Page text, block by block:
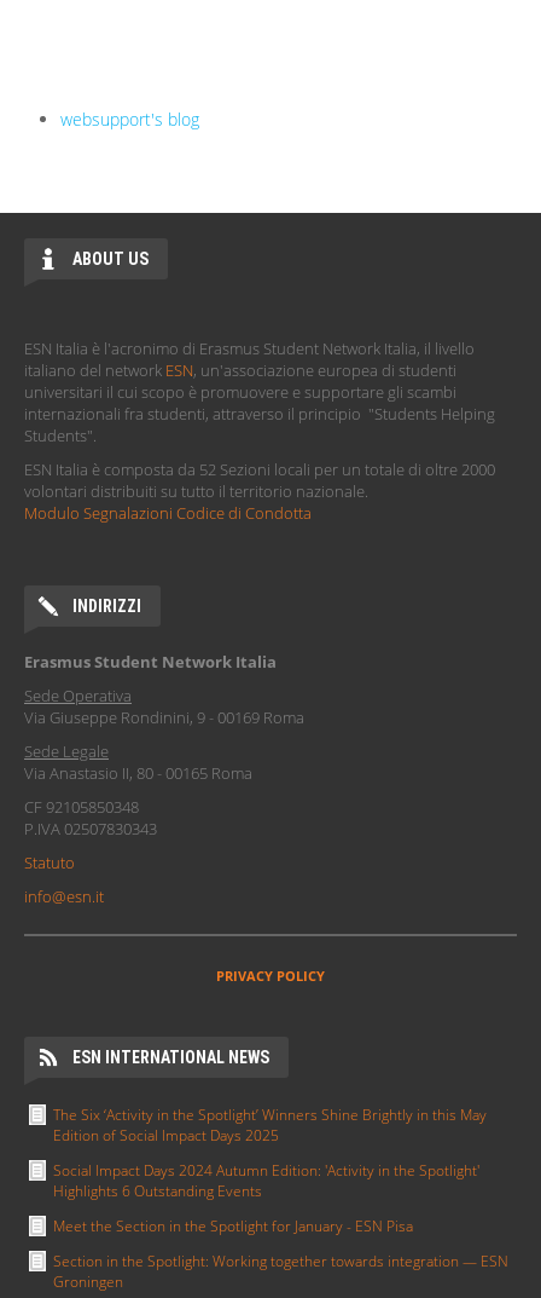
websupport's blog
ABOUT US
ESN Italia è l'acronimo di Erasmus Student Network Italia, il livello
italiano del network ESN, un'associazione europea di studenti
universitari il cui scopo è promuovere e supportare gli scambi
internazionali fra studenti, attraverso il principio "Students Helping
Students".
ESN Italia è composta da 52 Sezioni locali per un totale di oltre 2000
volontari distribuiti su tutto il territorio nazionale.
Modulo Segnalazioni Codice di Condotta
INDIRIZZI
Erasmus Student Network Italia
Sede Operativa
Via Giuseppe Rondinini, 9 - 00169 Roma
Sede Legale
Via Anastasio II, 80 - 00165 Roma
CF 92105850348
P.IVA 02507830343
Statuto
info@esn.it
PRIVACY POLICY
ESN INTERNATIONAL NEWS
The Six ‘Activity in the Spotlight’ Winners Shine Brightly in this May
Edition of Social Impact Days 2025
Social Impact Days 2024 Autumn Edition: 'Activity in the Spotlight'
Highlights 6 Outstanding Events
Meet the Section in the Spotlight for January - ESN Pisa
Section in the Spotlight: Working together towards integration — ESN
Groningen